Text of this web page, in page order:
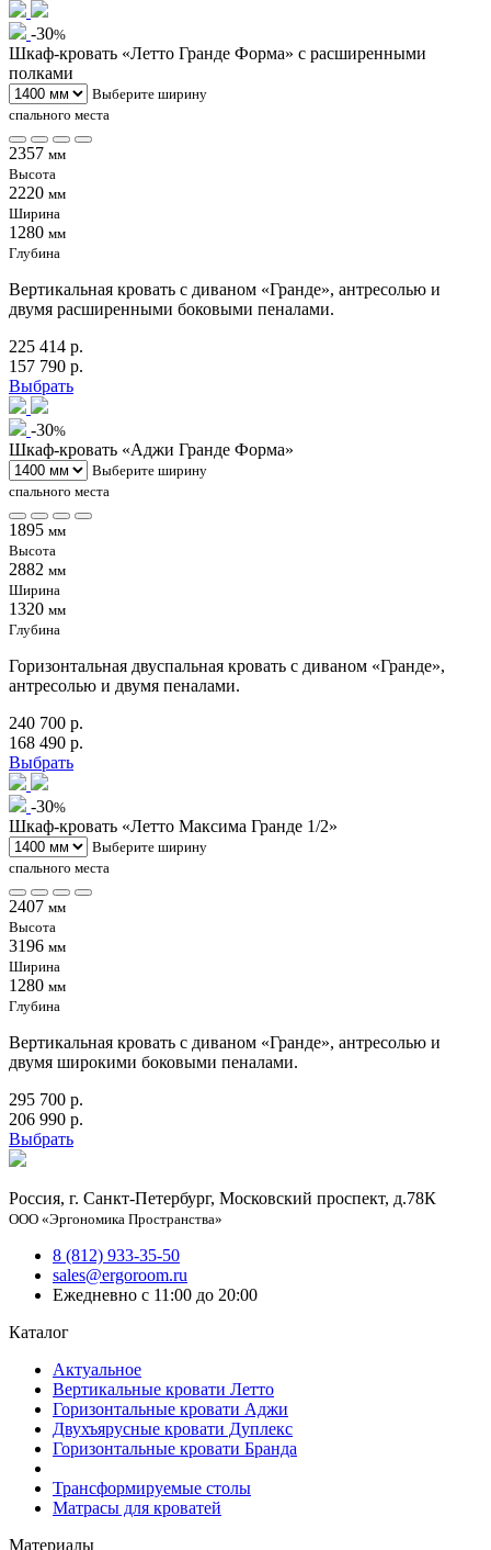
-30%
Шкаф-кровать «Летто Гранде Форма» с расширенными
полками
Выберите ширину
спального места
2357 мм
Высота
2220 мм
Ширина
1280 мм
Глубина
Вертикальная кровать с диваном «Гранде», антресолью и
двумя расширенными боковыми пеналами.
225 414 р.
157 790 р.
Выбрать
-30%
Шкаф-кровать «Аджи Гранде Форма»
Выберите ширину
спального места
1895 мм
Высота
2882 мм
Ширина
1320 мм
Глубина
Горизонтальная двуспальная кровать с диваном «Гранде»,
антресолью и двумя пеналами.
240 700 р.
168 490 р.
Выбрать
-30%
Шкаф-кровать «Летто Максима Гранде 1/2»
Выберите ширину
спального места
2407 мм
Высота
3196 мм
Ширина
1280 мм
Глубина
Вертикальная кровать с диваном «Гранде», антресолью и
двумя широкими боковыми пеналами.
295 700 р.
206 990 р.
Выбрать
Россия, г. Санкт-Петербург, Московский проспект, д.78К
ООО «Эргономика Пространства»
8 (812) 933-35-50
sales@ergoroom.ru
Ежедневно с 11:00 до 20:00
Каталог
Актуальное
Вертикальные кровати Летто
Горизонтальные кровати Аджи
Двухъярусные кровати Дуплекс
Горизонтальные кровати Бранда
Трансформируемые столы
Матрасы для кроватей
Материалы